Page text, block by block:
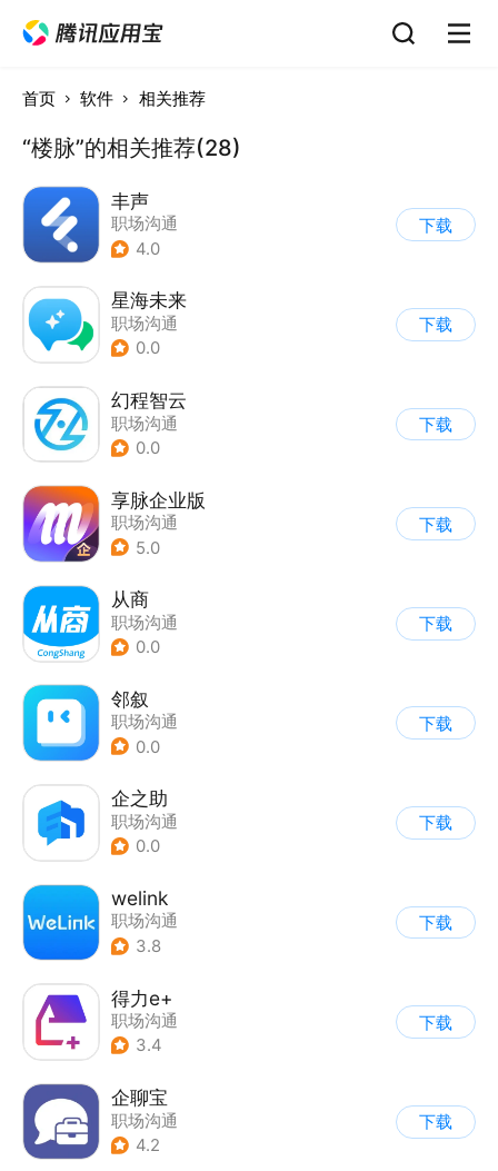
首页 软件 相关推荐
“楼脉”的相关推荐(28)
丰声
职场沟通
4.0
下载
星海未来
职场沟通
0.0
下载
幻程智云
职场沟通
0.0
下载
享脉企业版
职场沟通
5.0
下载
从商
职场沟通
0.0
下载
邻叙
职场沟通
0.0
下载
企之助
职场沟通
0.0
下载
welink
职场沟通
3.8
下载
得力e+
职场沟通
3.4
下载
企聊宝
职场沟通
4.2
下载